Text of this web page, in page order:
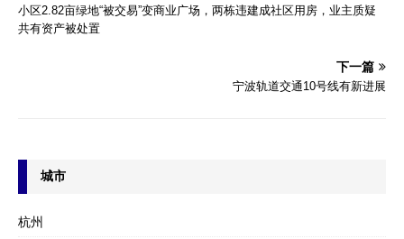
小区2.82亩绿地“被交易”变商业广场，两栋违建成社区用房，业主质疑
共有资产被处置
下一篇
宁波轨道交通10号线有新进展
城市
杭州